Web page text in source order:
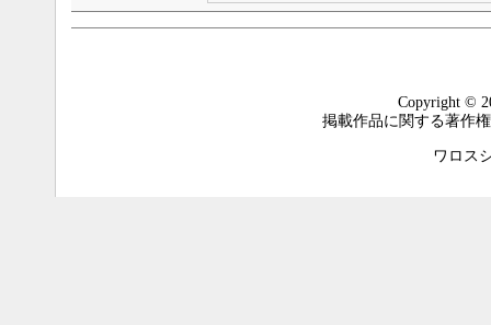
Copyright ©
掲載作品に関する著作
ワロス